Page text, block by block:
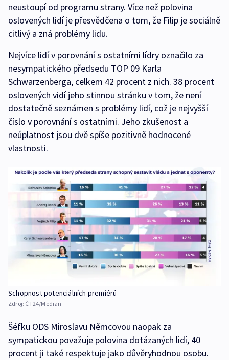
neustoupí od programu strany. Více než polovina
oslovených lidí je přesvědčena o tom, že Filip je sociálně
citlivý a zná problémy lidu.
Nejvíce lidí v porovnání s ostatními lídry označilo za
nesympatického předsedu TOP 09 Karla
Schwarzenberga, celkem 42 procent z nich. 38 procent
oslovených vidí jeho stinnou stránku v tom, že není
dostatečně seznámen s problémy lidí, což je nejvyšší
číslo v porovnání s ostatními. Jeho zkušenost a
neúplatnost jsou dvě spíše pozitivně hodnocené
vlastnosti.
Schopnost potenciálních premiérů
Zdroj: ČT24/Median
Šéfku ODS Miroslavu Němcovou naopak za
sympatickou považuje polovina dotázaných lidí, 40
procent ji také respektuje jako důvěryhodnou osobu.